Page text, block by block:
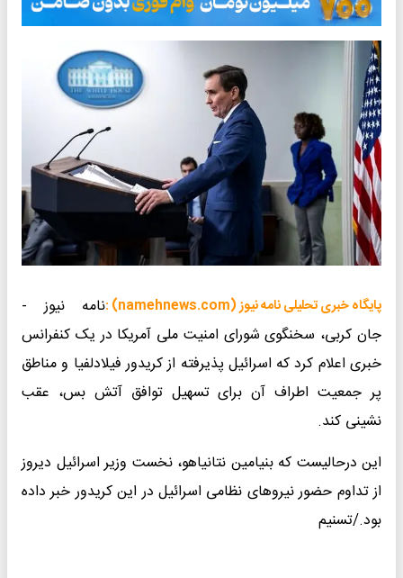
پایگاه خبری تحلیلی نامه نیوز (namehnews.com) :
نامه نیوز -
جان کربی، سخنگوی شورای امنیت ملی آمریکا در یک کنفرانس
خبری اعلام کرد که اسرائیل پذیرفته از کریدور فیلادلفیا و مناطق
پر جمعیت اطراف آن برای تسهیل توافق آتش بس، عقب
نشینی کند.
این درحالیست که بنیامین نتانیاهو، نخست وزیر اسرائیل دیروز
از تداوم حضور نیروهای نظامی اسرائیل در این کریدور خبر داده
بود./تسنیم